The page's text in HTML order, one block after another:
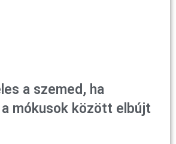
a szemed, ha
mókusok között elbújt